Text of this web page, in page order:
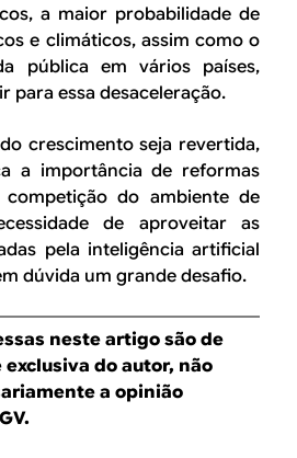
a maior probabilidade de
e climáticos, assim como o
pública em vários países,
para essa desaceleração.
crescimento seja revertida,
a importância de reformas
do ambiente de
de aproveitar as
pela inteligência artificial
dúvida um grande desafio.
neste artigo são de
do autor, não
a opinião